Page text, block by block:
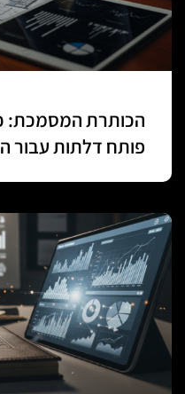
הכותרת המסמכת:
פותח דלתות עבור